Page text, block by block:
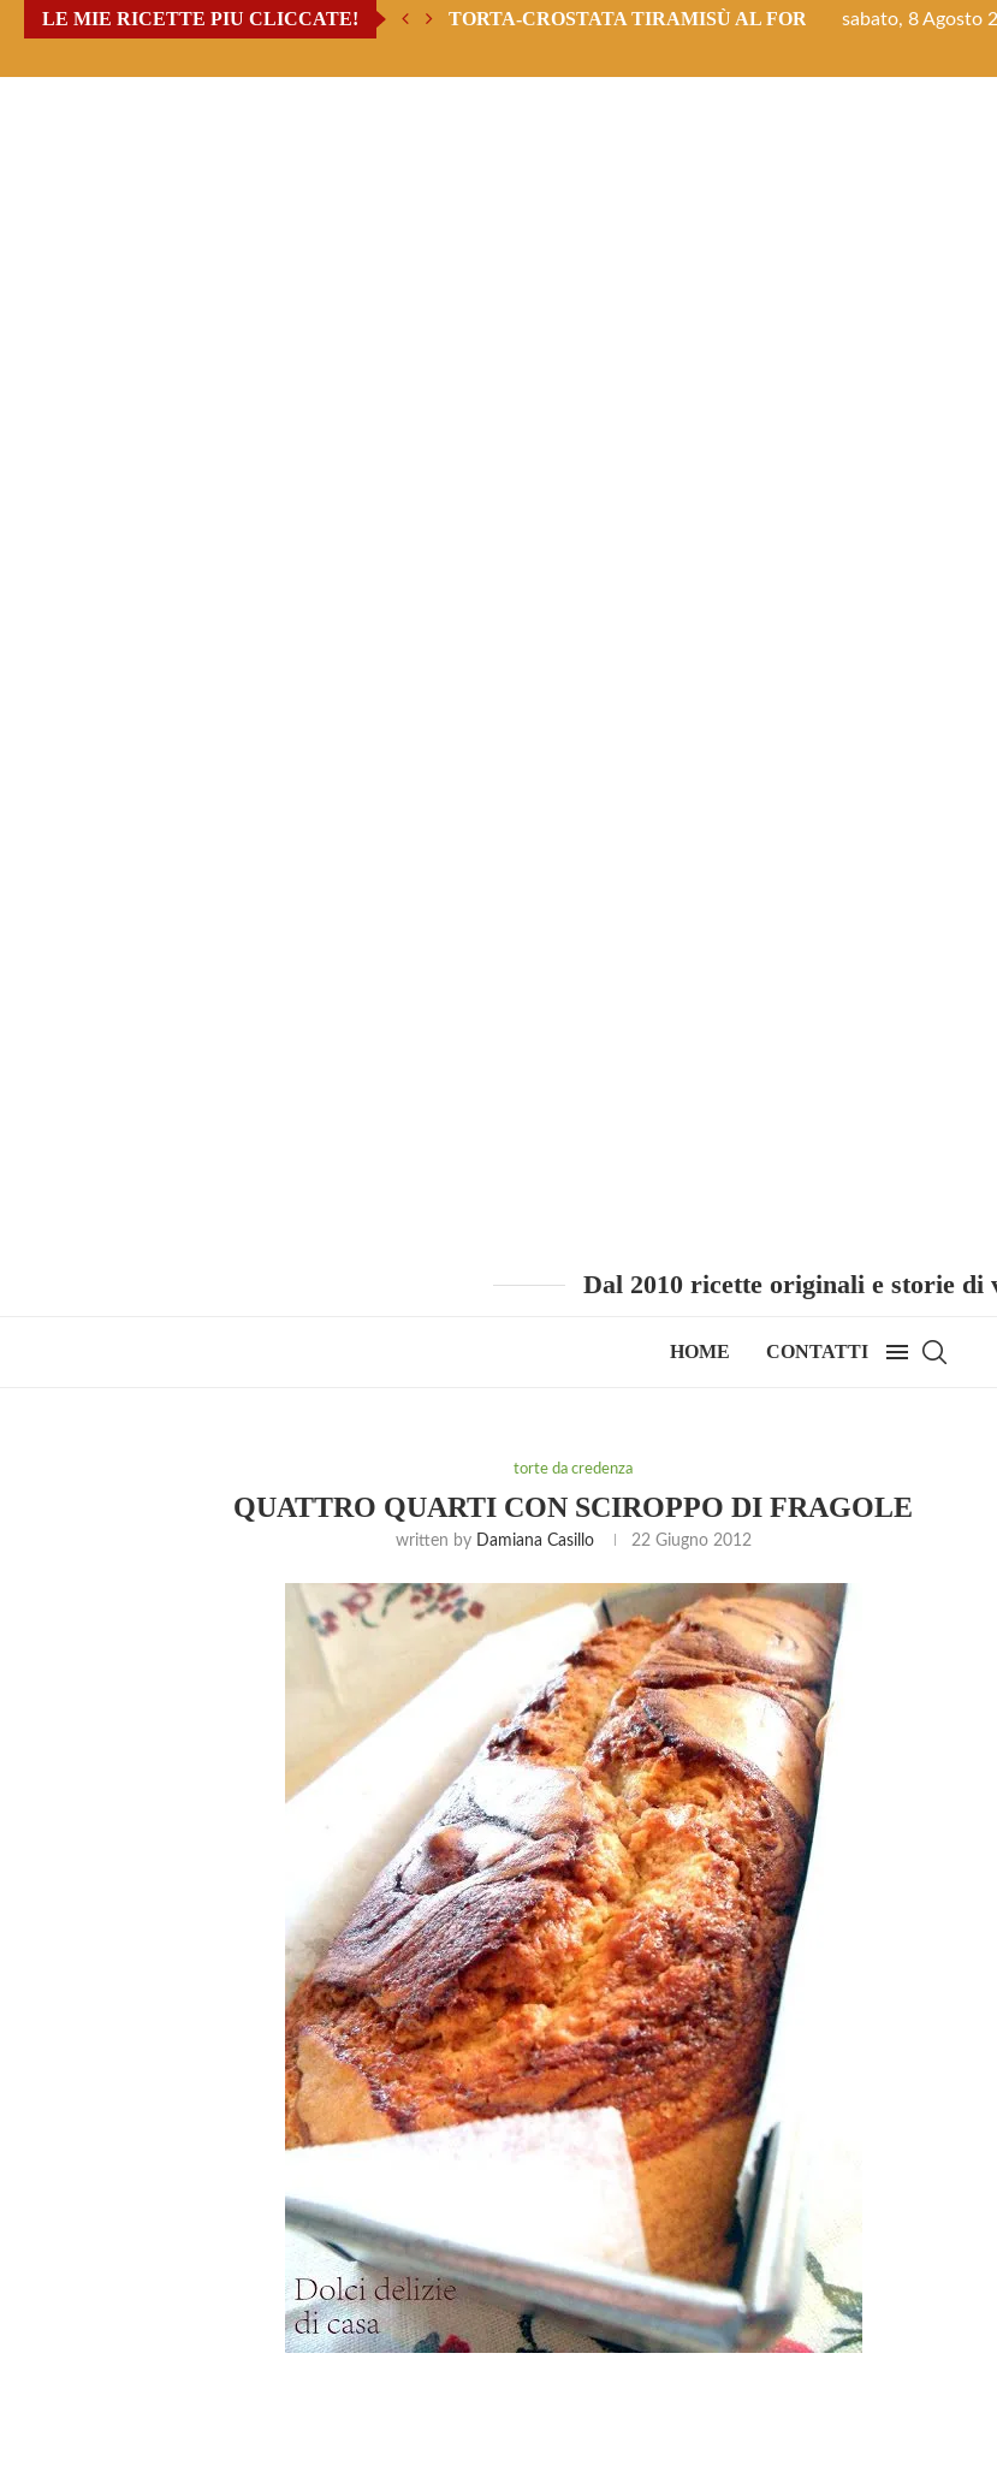
LE MIE RICETTE PIU CLICCATE! TORTA-CROSTATA TIRAMISÙ AL FORNO sabato, 8 Agosto
Dal 2010 ricette originali e storie di
HOME CONTATTI
torte da credenza
QUATTRO QUARTI CON SCIROPPO DI FRAGOLE
written by Damiana Casillo 22 Giugno 2012